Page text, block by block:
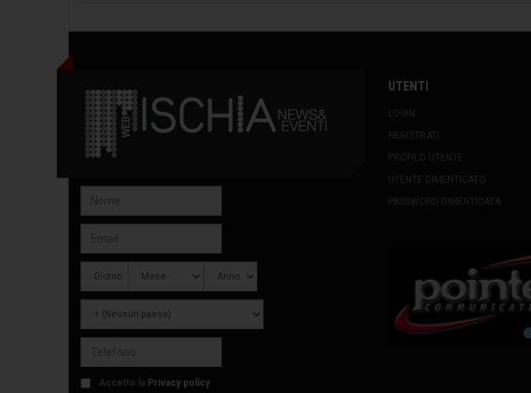
Accetto la Privacy policy
UTENTI
LOGIN
REGISTRATI
PROFILO UTENTE
UTENTE DIMENTICATO
PASSWORD DIMENTICATA